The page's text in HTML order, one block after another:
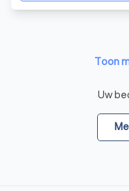
Toon
Uw